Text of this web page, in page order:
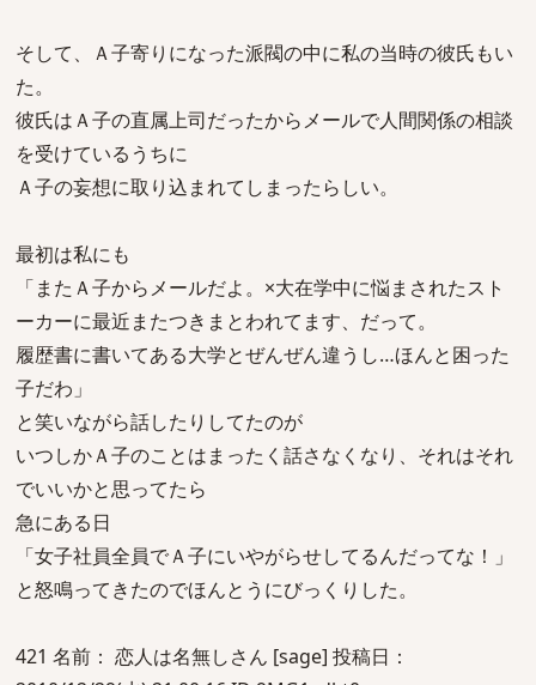
そして、Ａ子寄りになった派閥の中に私の当時の彼氏もい
た。
彼氏はＡ子の直属上司だったからメールで人間関係の相談
を受けているうちに
Ａ子の妄想に取り込まれてしまったらしい。
最初は私にも
「またＡ子からメールだよ。×大在学中に悩まされたスト
ーカーに最近またつきまとわれてます、だって。
履歴書に書いてある大学とぜんぜん違うし…ほんと困った
子だわ」
と笑いながら話したりしてたのが
いつしかＡ子のことはまったく話さなくなり、それはそれ
でいいかと思ってたら
急にある日
「女子社員全員でＡ子にいやがらせしてるんだってな！」
と怒鳴ってきたのでほんとうにびっくりした。
421 名前： 恋人は名無しさん [sage] 投稿日：